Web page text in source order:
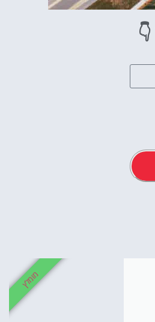
וסיורים
הפעילויות השוות
לחצו פה!
👇
מומלץ